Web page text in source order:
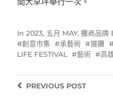
In 2023, 五月 MAY, 攤商品牌
創意市集
承藝術 擺攤
LIFE FESTIVAL
藝術 高
PREVIOUSPOST